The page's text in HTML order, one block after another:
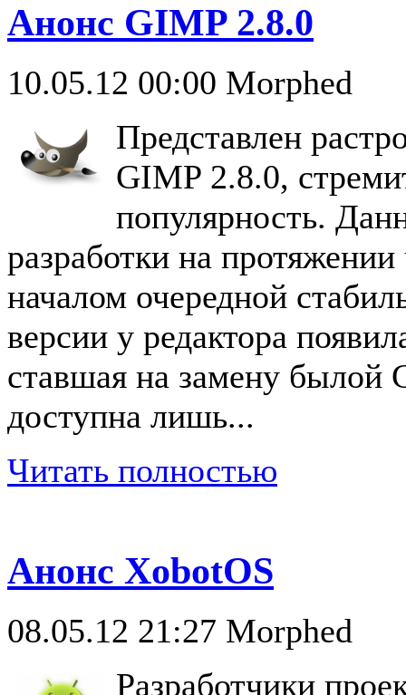
Анонс GIMP 2.8.0
10.05.12 00:00 Morphed
Представлен
GIMP 2.8.0,
популярность.
разработки на
началом очередной
версии у редактора
ставшая на замену
доступна лишь...
Читать полностью
Анонс XobotOS
08.05.12 21:27 Morphed
Разработчики